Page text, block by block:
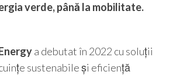
verde, până la mobilitate.
a debutat în 2022 cu soluții
sustenabile și eficiență